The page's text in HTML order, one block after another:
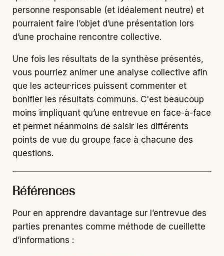
personne responsable (et idéalement neutre) et
pourraient faire l’objet d’une présentation lors
d’une prochaine rencontre collective.
Une fois les résultats de la synthèse présentés,
vous pourriez animer une analyse collective afin
que les acteur·rices puissent commenter et
bonifier les résultats communs. C'est beaucoup
moins impliquant qu’une entrevue en face-à-face
et permet néanmoins de saisir les différents
points de vue du groupe face à chacune des
questions.
Références
Pour en apprendre davantage sur l’entrevue des
parties prenantes comme méthode de cueillette
d’informations :